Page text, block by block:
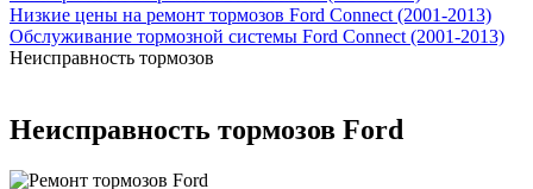
Низкие цены на ремонт тормозов Ford Connect (2001-2013)
Обслуживание тормозной системы Ford Connect (2001-2013)
Неисправность тормозов
Неисправность тормозов Ford